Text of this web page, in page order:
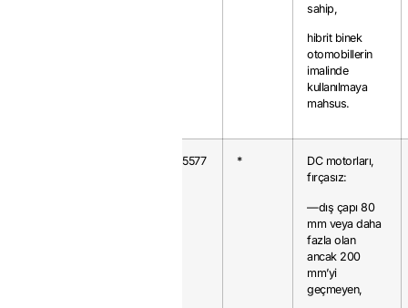
sahip,
hibrit binek
otomobillerin
imalinde
kullanılmaya
mahsus.
0.5577 *
DC motorları,
fırçasız:
—dış çapı 80
mm veya daha
fazla olan
ancak 200
mm’yi
geçmeyen,